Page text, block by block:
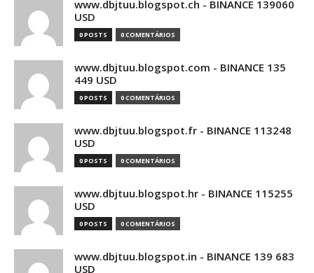
www.dbjtuu.blogspot.ch - BINANCE 139060
USD
0 POSTS 0 COMENTÁRIOS
www.dbjtuu.blogspot.com - BINANCE 135
449 USD
0 POSTS 0 COMENTÁRIOS
www.dbjtuu.blogspot.fr - BINANCE 113248
USD
0 POSTS 0 COMENTÁRIOS
www.dbjtuu.blogspot.hr - BINANCE 115255
USD
0 POSTS 0 COMENTÁRIOS
www.dbjtuu.blogspot.in - BINANCE 139 683
USD